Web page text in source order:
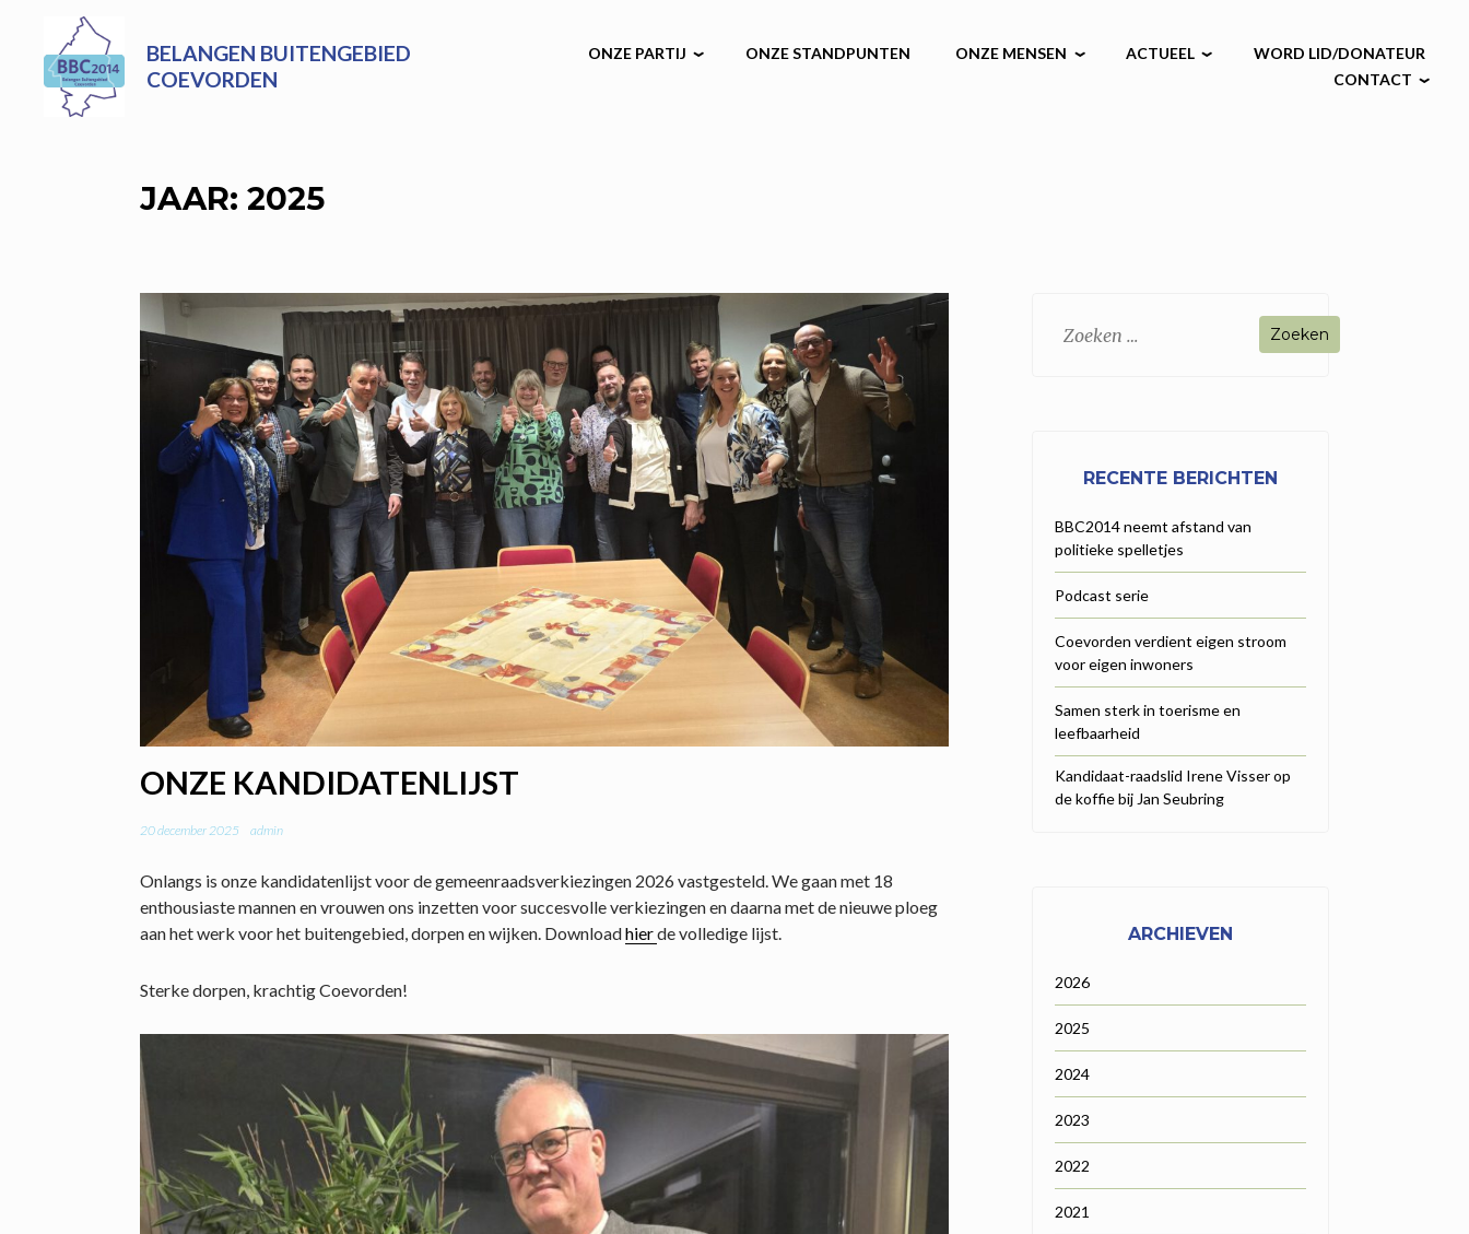
content
BELANGEN BUITENGEBIED
COEVORDEN
ONZE PARTIJ ONZE STANDPUNTEN ONZE MENSEN ACTUEEL
WORD LID/DONATEUR
CONTACT
JAAR: 2025
ONZE KANDIDATENLIJST
20 december 2025 admin
Onlangs is onze kandidatenlijst voor de gemeenraadsverkiezingen 2026 vastgesteld. We gaan met 18
enthousiaste mannen en vrouwen ons inzetten voor succesvolle verkiezingen en daarna met de nieuwe ploeg
aan het werk voor het buitengebied, dorpen en wijken. Downloadhierde volledige lijst.
Sterke dorpen, krachtig Coevorden!
Zoeken
RECENTE BERICHTEN
BBC2014 neemt afstand van
politieke spelletjes
Podcast serie
Coevorden verdient eigen stroom
voor eigen inwoners
Samen sterk in toerisme en
leefbaarheid
Kandidaat-raadslid Irene Visser op
de koffie bij Jan Seubring
ARCHIEVEN
2026
2025
2024
2023
2022
2021